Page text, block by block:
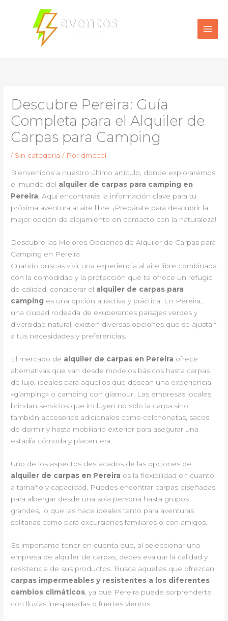
contenido
Descubre Pereira: Guía
Completa para el Alquiler de
Carpas para Camping
/ Sin categoría / Por dmccol
Bienvenidos a nuestro último artículo, donde exploraremos
el mundo del alquiler de carpas para camping en
Pereira. Aquí encontrarás la información clave para tu
próxima aventura al aire libre. ¡Prepárate para descubrir la
mejor opción de alojamiento en contacto con la naturaleza!
Descubre las Mejores Opciones de Alquiler de Carpas para
Camping en Pereira
Cuando buscas vivir una experiencia al aire libre combinada
con la comodidad y la protección que te ofrece un refugio
de calidad, considerar el alquiler de carpas para
camping es una opción atractiva y práctica. En Pereira,
una ciudad rodeada de exuberantes paisajes verdes y
diversidad natural, existen diversas opciones que se ajustan
a tus necesidades y preferencias.
El mercado de alquiler de carpas en Pereira ofrece
alternativas que van desde modelos básicos hasta carpas
de lujo, ideales para aquellos que desean una experiencia
«glamping» o camping con glamour. Las empresas locales
brindan servicios que incluyen no solo la carpa sino
también accesorios adicionales como colchonetas, sacos
de dormir y hasta mobiliario exterior para asegurar una
estadía cómoda y placentera.
Uno de los aspectos destacados de las opciones de
alquiler de carpas en Pereira es la flexibilidad en cuanto
a tamaño y capacidad. Puedes encontrar carpas diseñadas
para albergar desde una sola persona hasta grupos
grandes, lo que las hace ideales tanto para aventuras
solitarias como para excursiones familiares o con amigos.
Es importante tener en cuenta que, al seleccionar una
empresa de alquiler de carpas, debes evaluar la calidad y
resistencia de sus productos. Busca aquellas que ofrezcan
carpas impermeables y resistentes a los diferentes
cambios climáticos , ya que Pereira puede sorprenderte
con lluvias inesperadas o fuertes vientos.